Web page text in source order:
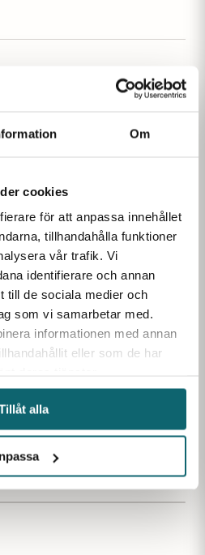
Om
cookies
för att anpassa innehållet
tillhandahålla funktioner
vår trafik. Vi
identifierare och annan
till de sociala medier och
som vi samarbetar med.
informationen med annan
eller som de har
alla
kategori
Fiskenät 30m 1.8m
46mm 0.25
Fiskenät med maska 46
mm och djup 1.8 m.
Trådgrovlek 0.25 mm.
Finns i lager
709kr
43mm
Fiskenät
mm och
1 889